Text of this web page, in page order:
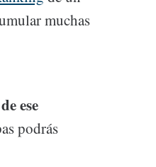
muchas
ese
podrás